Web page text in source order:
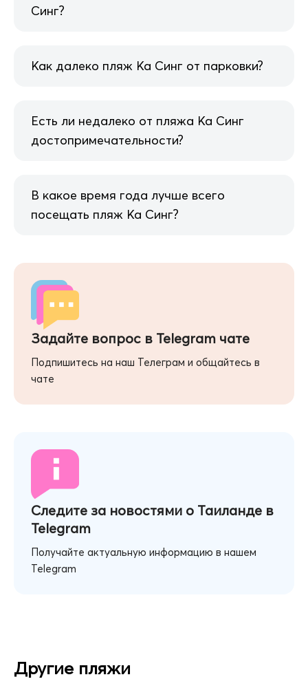
Синг?
Как далеко пляж Ка Синг от парковки?
Есть ли недалеко от пляжа Ка Синг
достопримечательности?
В какое время года лучше всего
посещать пляж Ка Синг?
Задайте вопрос в Telegram чате
Подпишитесь на наш Телеграм и общайтесь в
чате
Следите за новостями о Таиланде в
Telegram
Получайте актуальную информацию в нашем
Telegram
Другие пляжи